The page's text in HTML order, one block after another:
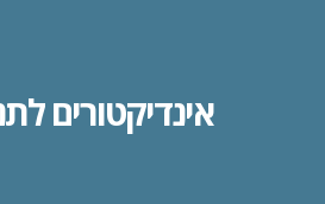
אינדיקטורים